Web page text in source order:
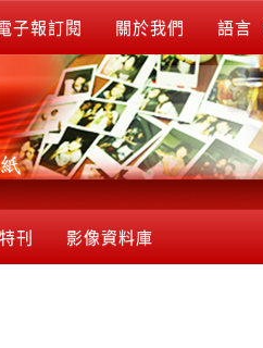
子報訂閱 關於我們 語言
特刊 影像資料庫